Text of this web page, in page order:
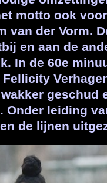
motto ook
van der Vorm.
en aan de
In de 60e
geschud
Onder leiding
de lijnen